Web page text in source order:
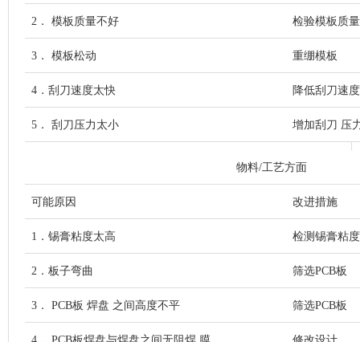
2． 模板质量不好 检验模板质量
3． 模板松动 重绷模板
4．刮刀速度太快 降低刮刀速度
5． 刮刀压力太小 增加刮刀 压
物料/工艺方面
可能原因 改进措施
1．锡膏粘度太高 检测锡膏粘度
2．板子弯曲 筛选PCB板
3． PCB板 焊盘 之间高度不平 筛选PCB板